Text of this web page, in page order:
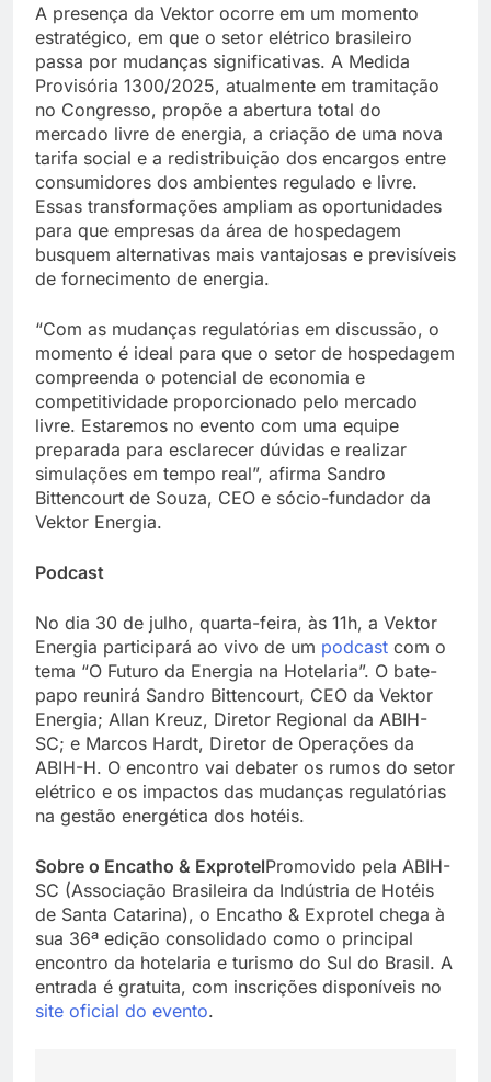
A presença da Vektor ocorre em um momento
estratégico, em que o setor elétrico brasileiro
passa por mudanças significativas. A Medida
Provisória 1300/2025, atualmente em tramitação
no Congresso, propõe a abertura total do
mercado livre de energia, a criação de uma nova
tarifa social e a redistribuição dos encargos entre
consumidores dos ambientes regulado e livre.
Essas transformações ampliam as oportunidades
para que empresas da área de hospedagem
busquem alternativas mais vantajosas e previsíveis
de fornecimento de energia.
“Com as mudanças regulatórias em discussão, o
momento é ideal para que o setor de hospedagem
compreenda o potencial de economia e
competitividade proporcionado pelo mercado
livre. Estaremos no evento com uma equipe
preparada para esclarecer dúvidas e realizar
simulações em tempo real”, afirma Sandro
Bittencourt de Souza, CEO e sócio-fundador da
Vektor Energia.
Podcast
No dia 30 de julho, quarta-feira, às 11h, a Vektor
Energia participará ao vivo de um podcast com o
tema “O Futuro da Energia na Hotelaria”. O bate-
papo reunirá Sandro Bittencourt, CEO da Vektor
Energia; Allan Kreuz, Diretor Regional da ABIH-
SC; e Marcos Hardt, Diretor de Operações da
ABIH-H. O encontro vai debater os rumos do setor
elétrico e os impactos das mudanças regulatórias
na gestão energética dos hotéis.
Sobre o Encatho & ExprotelPromovido pela ABIH-
SC (Associação Brasileira da Indústria de Hotéis
de Santa Catarina), o Encatho & Exprotel chega à
sua 36ª edição consolidado como o principal
encontro da hotelaria e turismo do Sul do Brasil. A
entrada é gratuita, com inscrições disponíveis no
site oficial do evento.